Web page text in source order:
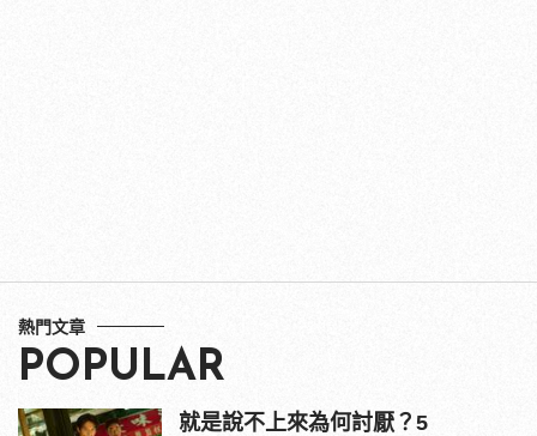
熱門文章
POPULAR
就是說不上來為何討厭？5